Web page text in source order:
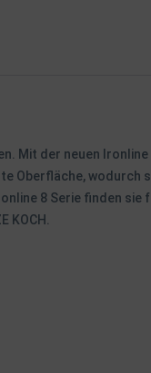
Mit der neuen
Oberfläche, wodurch
8 Serie finden